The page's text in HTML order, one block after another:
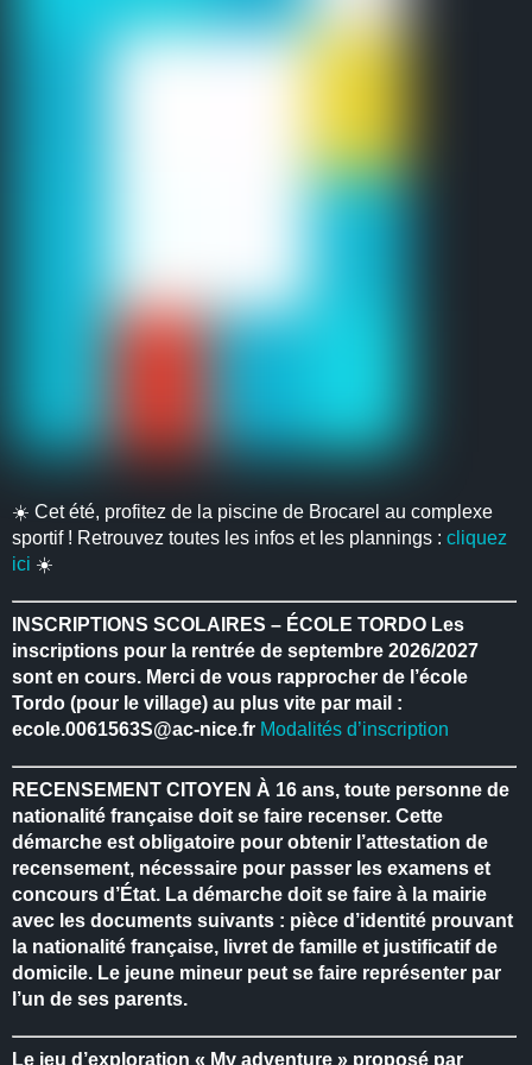
☀️ Cet été, profitez de la piscine de Brocarel au complexe
sportif ! Retrouvez toutes les infos et les plannings :cliquez
ici ☀️
INSCRIPTIONS SCOLAIRES – ÉCOLE TORDO Les
inscriptions pour la rentrée de septembre 2026/2027
sont en cours. Merci de vous rapprocher de l’école
Tordo (pour le village) au plus vite par mail :
ecole.0061563S@ac-nice.fr Modalités d’inscription
RECENSEMENT CITOYEN À 16 ans, toute personne de
nationalité française doit se faire recenser. Cette
démarche est obligatoire pour obtenir l’attestation de
recensement, nécessaire pour passer les examens et
concours d’État. La démarche doit se faire à la mairie
avec les documents suivants : pièce d’identité prouvant
la nationalité française, livret de famille et justificatif de
domicile. Le jeune mineur peut se faire représenter par
l’un de ses parents.
Le jeu d’exploration « My adventure » proposé par